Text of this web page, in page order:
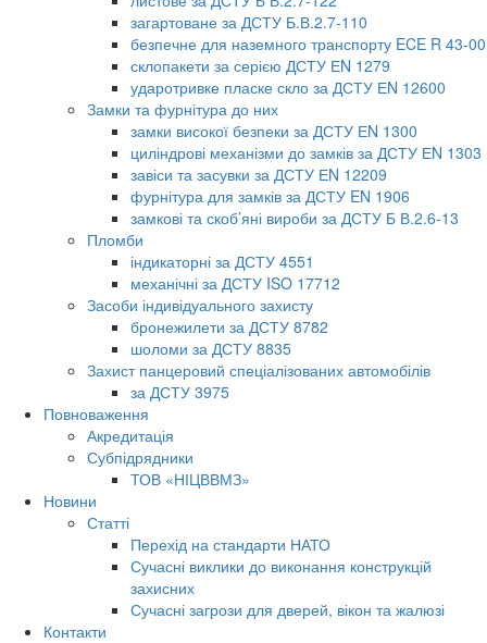
загартоване за ДСТУ Б.В.2.7-110
безпечне для наземного транспорту ECE R 43-00
склопакети за серією ДСТУ ЕN 1279
ударотривке пласке скло за ДСТУ ЕN 12600
Замки та фурнітура до них
замки високої безпеки за ДСТУ ЕN 1300
циліндрові механізми до замків за ДСТУ ЕN 1303
завіси та засувки за ДСТУ ЕN 12209
фурнітура для замків за ДСТУ EN 1906
замкові та скоб’яні вироби за ДСТУ Б В.2.6-13
Пломби
індикаторні за ДСТУ 4551
механічні за ДСТУ ISO 17712
Засоби індивідуального захисту
бронежилети за ДСТУ 8782
шоломи за ДСТУ 8835
Захист панцеровий спеціалізованих автомобілів
за ДСТУ 3975
Повноваження
Акредитація
Субпідрядники
ТОВ «НІЦВВМЗ»
Новини
Статті
Перехід на стандарти НАТО
Сучасні виклики до виконання конструкцій
захисних
Сучасні загрози для дверей, вікон та жалюзі
Контакти